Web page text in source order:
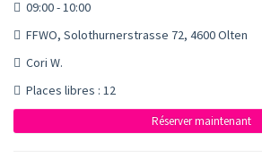
09:00 - 10:00
FFWO, Solothurnerstrasse 72, 4600 Olten
Cori W.
Places libres : 12
Réserver maintenant